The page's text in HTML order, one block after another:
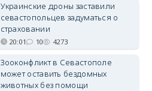
Украинские дроны заставили
севастопольцев задуматься о
страховании
20:01 10 4273
Зооконфликт в Севастополе
может оставить бездомных
животных без помощи